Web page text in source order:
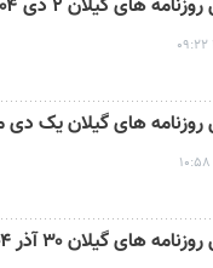
های گیلان ۲ دی ۱۴۰۴
های گیلان یک دی ماه
های گیلان ۳۰ آذر ۱۴۰۴